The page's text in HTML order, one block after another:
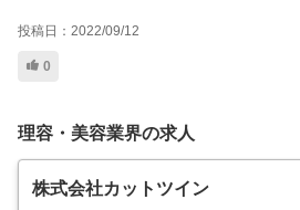
投稿日： 2022/09/12
0
理容・美容業界の求人
株式会社カットツイン